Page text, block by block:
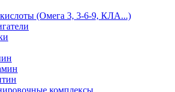
(Омега 3, 3-6-9, КЛА...)
комплексы